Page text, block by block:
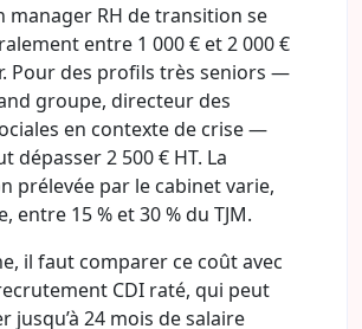
manager RH de transition se
entre 1 000 € et 2 000 €
Pour des profils très seniors —
groupe, directeur des
en contexte de crise —
dépasser 2 500 € HT. La
prélevée par le cabinet varie,
entre 15 % et 30 % du TJM.
il faut comparer ce coût avec
CDI raté, qui peut
jusqu’à 24 mois de salaire